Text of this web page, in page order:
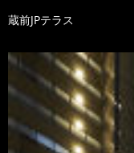
蔵前JPテラス